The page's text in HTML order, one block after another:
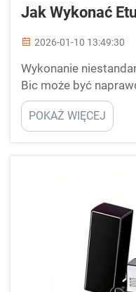
Jak Wykonać
2026-01-10 13:49:30
Wykonanie
Bic może być
Takie etui nie tylko
także pozwalają
wybrać kolory i
POKAŻ WIĘCEJ